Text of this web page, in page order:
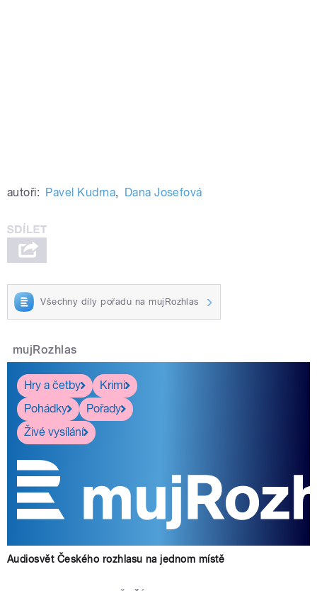
autoři: Pavel Kudrna, Dana Josefová
Všechny díly pořadu na mujRozhlas
mujRozhlas
Hry a četby
Krimi
Pohádky
Pořady
Živé vysílání
Audiosvět Českého rozhlasu na jednom místě